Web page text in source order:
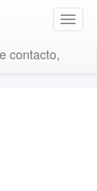
T
o
contacto,